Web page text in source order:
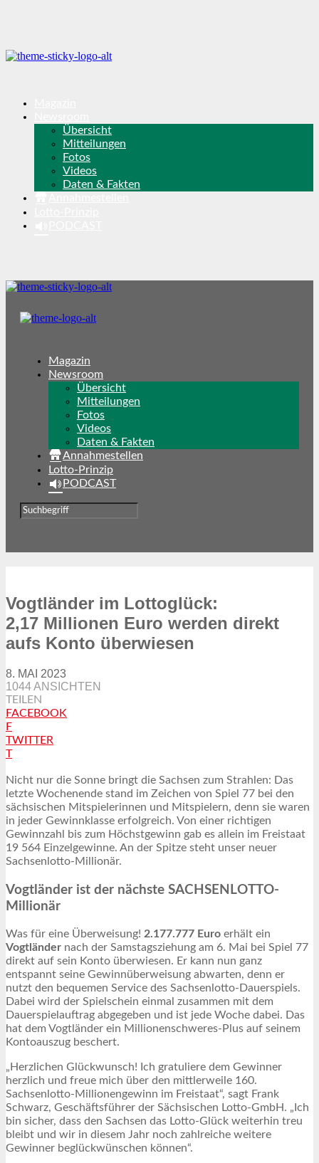
Übersicht
Mitteilungen
Fotos
Videos
Daten & Fakten
Magazin
Newsroom
Übersicht
Mitteilungen
Fotos
Videos
Daten & Fakten
Annahmestellen
Lotto-Prinzip
PODCAST
Vogtländer im Lottoglück:
2,17 Millionen Euro werden direkt
aufs Konto überwiesen
8. MAI 2023
1044 ANSICHTEN
TEILEN
FACEBOOK
F
TWITTER
T
Nicht nur die Sonne bringt die Sachsen zum Strahlen: Das
letzte Wochenende stand im Zeichen von Spiel 77 bei den
sächsischen Mitspielerinnen und Mitspielern, denn sie waren
in jeder Gewinnklasse erfolgreich. Von einer richtigen
Gewinnzahl bis zum Höchstgewinn gab es allein im Freistaat
19 564 Einzelgewinne. An der Spitze steht unser neuer
Sachsenlotto-Millionär.
Vogtländer ist der nächste SACHSENLOTTO-
Millionär
Was für eine Überweisung! 2.177.777 Euro erhält ein
Vogtländer nach der Samstagsziehung am 6. Mai bei Spiel 77
direkt auf sein Konto überwiesen. Er kann nun ganz
entspannt seine Gewinnüberweisung abwarten, denn er
nutzt den bequemen Service des Sachsenlotto-Dauerspiels.
Dabei wird der Spielschein einmal zusammen mit dem
Dauerspielauftrag abgegeben und ist jede Woche dabei. Das
hat dem Vogtländer ein Millionenschweres-Plus auf seinem
Kontoauszug beschert.
„Herzlichen Glückwunsch! Ich gratuliere dem Gewinner
herzlich und freue mich über den mittlerweile 160.
Sachsenlotto-Millionengewinn im Freistaat“, sagt Frank
Schwarz, Geschäftsführer der Sächsischen Lotto-GmbH. „Ich
bin sicher, dass den Sachsen das Lotto-Glück weiterhin treu
bleibt und wir in diesem Jahr noch zahlreiche weitere
Gewinner beglückwünschen können“.